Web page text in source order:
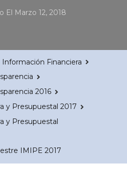
El Marzo 12, 2018
Información Financiera
2016
y Presupuestal 2017
y Presupuestal
IMIPE 2017